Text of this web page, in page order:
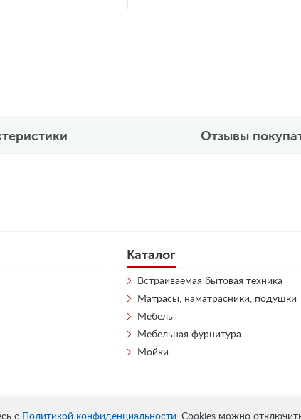
с Политикой конфиденциальности. Cookies можно
Отзывы
Каталог
Встраиваемая бытовая техника
Матрасы, наматрасники, подушки
Мебель
Мебельная фурнитура
Мойки